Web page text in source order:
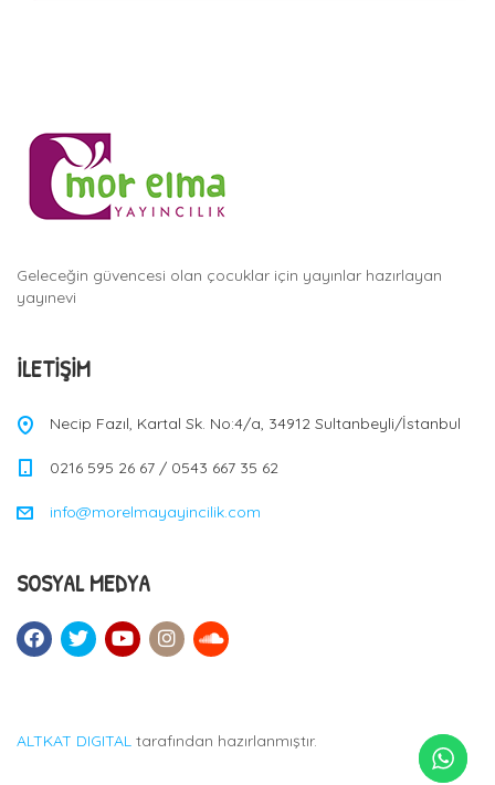
Geleceğin güvencesi olan çocuklar için yayınlar hazırlayan
yayınevi
İLETIŞIM
Necip Fazıl, Kartal Sk. No:4/a, 34912 Sultanbeyli/İstanbul
0216 595 26 67 / 0543 667 35 62
info@morelmayayincilik.com
SOSYAL MEDYA
ALTKAT DIGITAL tarafından hazırlanmıştır.